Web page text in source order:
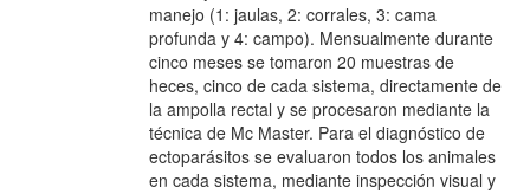
manejo (1: jaulas, 2: corrales, 3: cama
profunda y 4: campo). Mensualmente durante
cinco meses se tomaron 20 muestras de
heces, cinco de cada sistema, directamente de
la ampolla rectal y se procesaron mediante la
técnica de Mc Master. Para el diagnóstico de
ectoparásitos se evaluaron todos los animales
en cada sistema, mediante inspección visual y